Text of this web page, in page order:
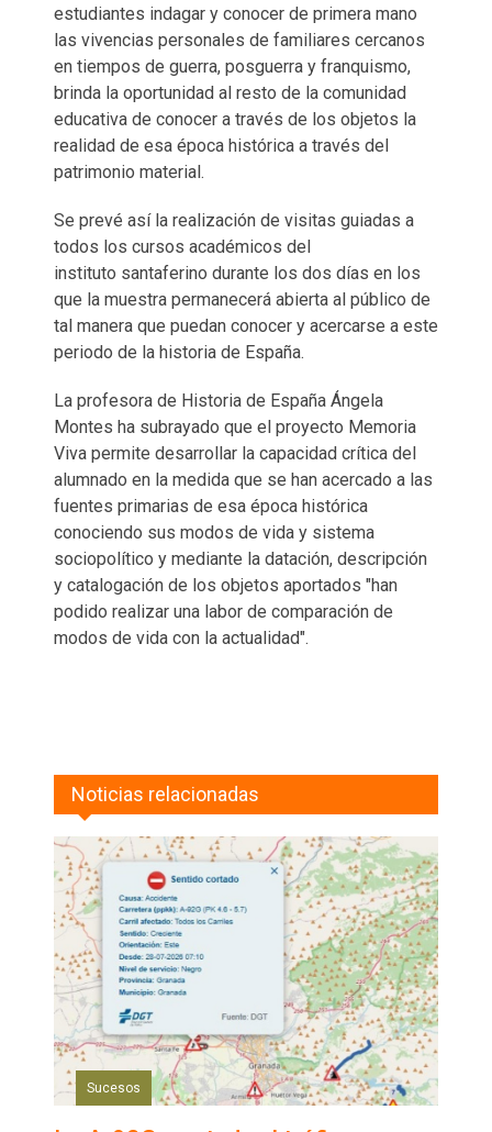
estudiantes indagar y conocer de primera mano
las vivencias personales de familiares cercanos
en tiempos de guerra, posguerra y franquismo,
brinda la oportunidad al resto de la comunidad
educativa de conocer a través de los objetos la
realidad de esa época histórica a través del
patrimonio material.
Se prevé así la realización de visitas guiadas a
todos los cursos académicos del
instituto santaferino durante los dos días en los
que la muestra permanecerá abierta al público de
tal manera que puedan conocer y acercarse a este
periodo de la historia de España.
La profesora de Historia de España Ángela
Montes ha subrayado que el proyecto Memoria
Viva permite desarrollar la capacidad crítica del
alumnado en la medida que se han acercado a las
fuentes primarias de esa época histórica
conociendo sus modos de vida y sistema
sociopolítico y mediante la datación, descripción
y catalogación de los objetos aportados "han
podido realizar una labor de comparación de
modos de vida con la actualidad".
Noticias relacionadas
Sucesos